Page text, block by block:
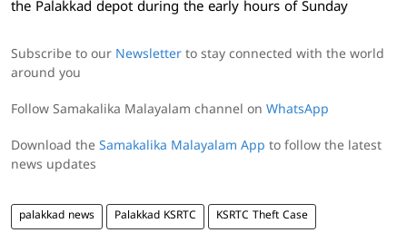
the Palakkad depot during the early hours of Sunday
Subscribe to our Newsletter to stay connected with the world
around you
Follow Samakalika Malayalam channel on WhatsApp
Download the Samakalika Malayalam App to follow the latest
news updates
palakkad news Palakkad KSRTC KSRTC Theft Case